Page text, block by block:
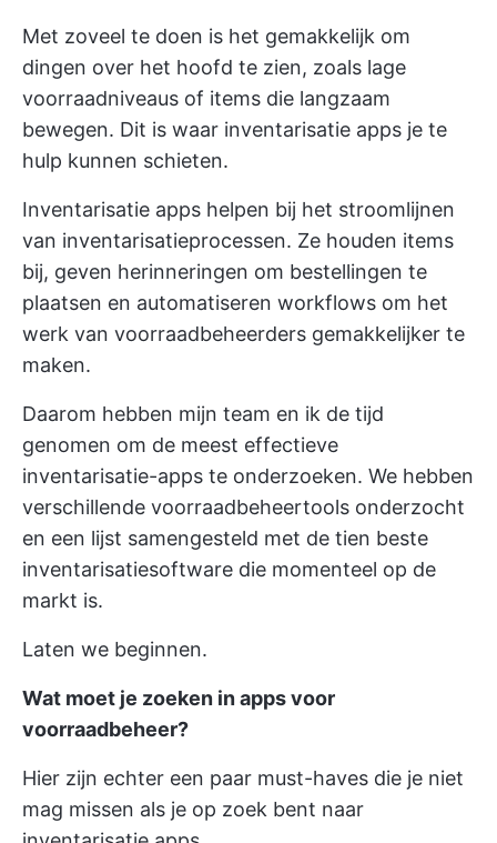
Met zoveel te doen is het gemakkelijk om
dingen over het hoofd te zien, zoals lage
voorraadniveaus of items die langzaam
bewegen. Dit is waar inventarisatie apps je te
hulp kunnen schieten.
Inventarisatie apps helpen bij het stroomlijnen
van inventarisatieprocessen. Ze houden items
bij, geven herinneringen om bestellingen te
plaatsen en automatiseren workflows om het
werk van voorraadbeheerders gemakkelijker te
maken.
Daarom hebben mijn team en ik de tijd
genomen om de meest effectieve
inventarisatie-apps te onderzoeken. We hebben
verschillende voorraadbeheertools onderzocht
en een lijst samengesteld met de tien beste
inventarisatiesoftware die momenteel op de
markt is.
Laten we beginnen.
Wat moet je zoeken in apps voor
voorraadbeheer?
Hier zijn echter een paar must-haves die je niet
mag missen als je op zoek bent naar